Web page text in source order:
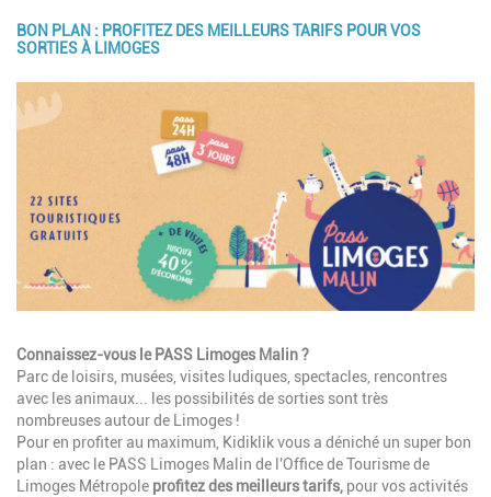
BON PLAN : PROFITEZ DES MEILLEURS TARIFS POUR VOS
SORTIES À LIMOGES
Image
Description
Connaissez-vous le PASS Limoges Malin?
Parc de loisirs, musées, visites ludiques, spectacles, rencontres
avec les animaux... les possibilités de sorties sont très
nombreuses autour de Limoges !
Pour en profiter au maximum, Kidiklik vous a déniché un super bon
plan : avec le PASS Limoges Malin de l'Office de Tourisme de
Limoges Métropole profitez des meilleurs tarifs, pour vos activités